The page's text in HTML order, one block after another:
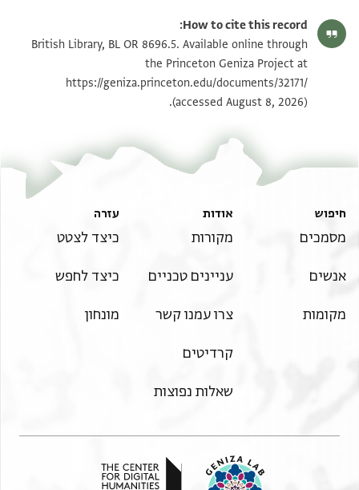
How to cite this record:
British Library, BL OR 8696.5. Available online through
the Princeton Geniza Project at
https://geniza.princeton.edu/documents/32171/
(accessed August 8, 2026).
חיפוש
מסמכים
אנשים
מקומות
אודות
מקורות
עניינים טכניים
צרו עמנו קשר
קרדיטים
שאלות נפוצות
עזרה
כיצד לצטט
כיצד לחפש
מונחון